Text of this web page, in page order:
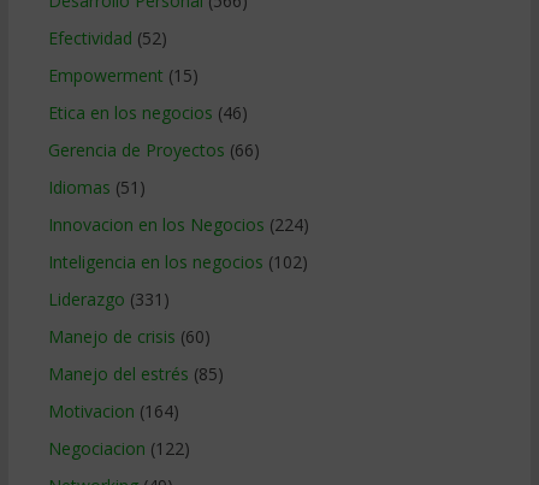
Efectividad (52)
Empowerment (15)
Etica en los negocios (46)
Gerencia de Proyectos (66)
Idiomas (51)
Innovacion en los Negocios (224)
Inteligencia en los negocios (102)
Liderazgo (331)
Manejo de crisis (60)
Manejo del estrés (85)
Motivacion (164)
Negociacion (122)